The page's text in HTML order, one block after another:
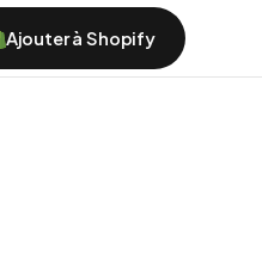
Ajouter à Shopify